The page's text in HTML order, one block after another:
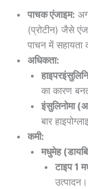
पाचक एंजाइम:
(प्रोटीन) जैसे
पाचन में सहायता
अधिकता:
का कारण
इंसुलिनोमा
बार
कमी:
मधुमेह
टाइप 1
उत्पादन।